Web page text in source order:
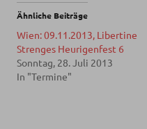
Ähnliche Beiträge
Wien: 09.11.2013, Libertine
Strenges Heurigenfest 6
Sonntag, 28. Juli 2013
In "Termine"